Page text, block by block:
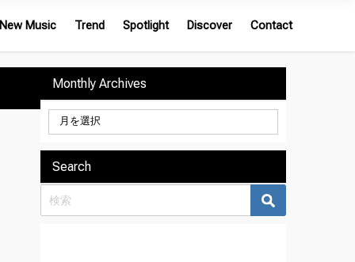
New Music Trend Spotlight Discover Contact
Monthly Archives
Search